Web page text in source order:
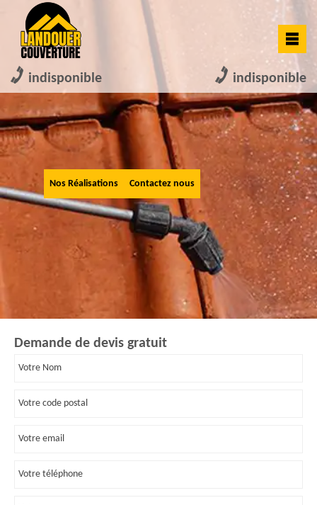
indisponible indisponible
Nos Réalisations Contactez nous
Demande de devis gratuit